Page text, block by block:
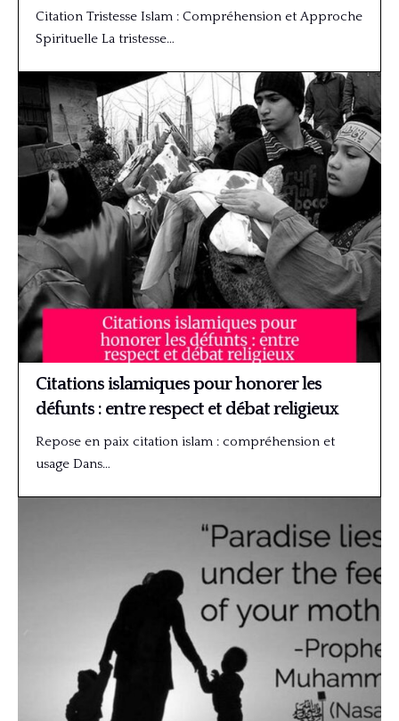
Citation Tristesse Islam : Compréhension et Approche
Spirituelle La tristesse…
Citations islamiques pour honorer les
défunts : entre respect et débat religieux
Repose en paix citation islam : compréhension et
usage Dans…